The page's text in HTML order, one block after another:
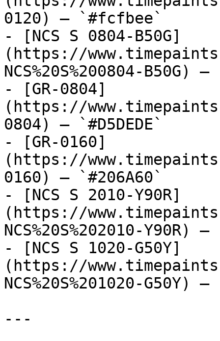
0120) — `#fcfbee`
- [NCS S 0804-B50G]
(https://
NCS%20S%200804-B50G)
- [GR-0804]
(https://
0804) — `#D5DEDE`
- [GR-0160]
(https://
0160) — `#206A60`
- [NCS S 2010-Y90R]
(https://
NCS%20S%202010-Y90R)
- [NCS S 1020-G50Y]
(https://
NCS%20S%201020-G50Y)
---